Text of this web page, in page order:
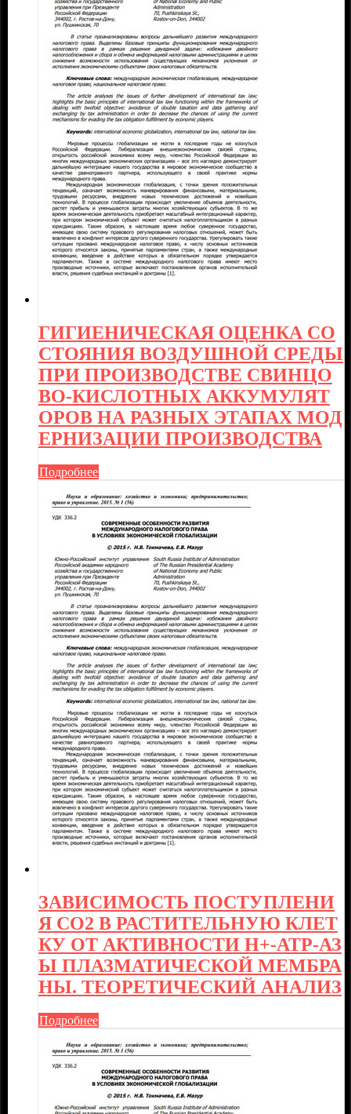
ГИГИЕНИЧЕСКАЯ ОЦЕНКА СО
СТОЯНИЯ ВОЗДУШНОЙ СРЕДЫ
ПРИ ПРОИЗВОДСТВЕ СВИНЦО
ВО-КИСЛОТНЫХ АККУМУЛЯТ
ОРОВ НА РАЗНЫХ ЭТАПАХ МОД
ЕРНИЗАЦИИ ПРОИЗВОДСТВА
Подробнее
ЗАВИСИМОСТЬ ПОСТУПЛЕНИ
Я CO2 В РАСТИТЕЛЬНУЮ КЛЕТ
КУ ОТ АКТИВНОСТИ Н+-ATP-АЗ
Ы ПЛАЗМАТИЧЕСКОЙ МЕМБРА
НЫ. ТЕОРЕТИЧЕСКИЙ АНАЛИЗ
Подробнее